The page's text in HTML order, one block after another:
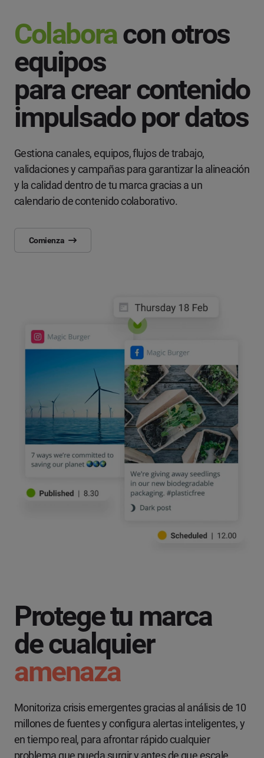
Colaboracon otros
equipos
para crear contenido
impulsado por datos
Gestiona canales, equipos, flujos de trabajo,
validaciones y campañas para garantizar la alineación
y la calidad dentro de tu marca gracias a un
calendario de contenido colaborativo.
Comienza
Protege tu marca
de cualquier
amenaza
Monitoriza crisis emergentes gracias al análisis de 10
millones de fuentes y configura alertas inteligentes, y
en tiempo real, para afrontar rápido cualquier
problema que pueda surgir y antes de que escale